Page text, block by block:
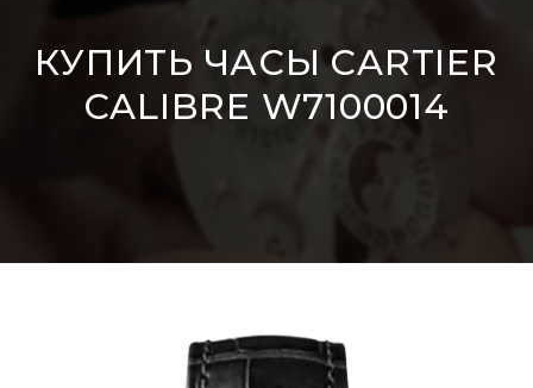
КУПИТЬ ЧАСЫ CARTIER
CALIBRE W7100014